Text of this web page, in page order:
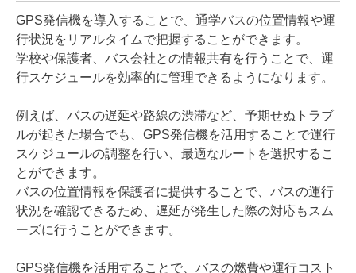
GPS発信機を導入することで、通学バスの位置情報や運
行状況をリアルタイムで把握することができます。
学校や保護者、バス会社との情報共有を行うことで、運
行スケジュールを効率的に管理できるようになります。
例えば、バスの遅延や路線の渋滞など、予期せぬトラブ
ルが起きた場合でも、GPS発信機を活用することで運行
スケジュールの調整を行い、最適なルートを選択するこ
とができます。
バスの位置情報を保護者に提供することで、バスの運行
状況を確認できるため、遅延が発生した際の対応もスム
ーズに行うことができます。
GPS発信機を活用することで、バスの燃費や運行コスト